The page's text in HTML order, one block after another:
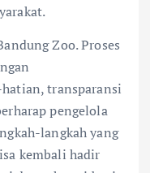
Zoo. Proses
transparansi
pengelola
langkah yang
kembali hadir